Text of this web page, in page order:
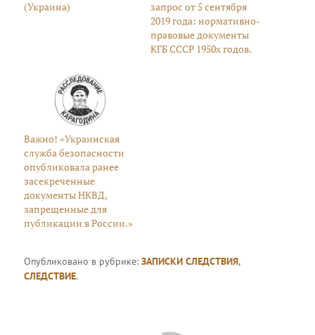
(Украина)
запрос от 5 сентября
2019 года: нормативно-
правовые документы
КГБ СССР 1950х годов.
Важно! «Украинская
служба безопасности
опубликовала ранее
засекреченные
документы НКВД,
запрещенные для
публикации в России.»
Опубликовано в рубрике:ЗАПИСКИ СЛЕДСТВИЯ,
СЛЕДСТВИЕ.